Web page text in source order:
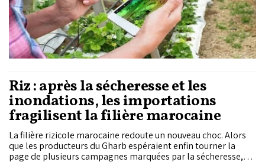
Riz : après la sécheresse et les
inondations, les importations
fragilisent la filière marocaine
La filière rizicole marocaine redoute un nouveau choc. Alors
que les producteurs du Gharb espéraient enfin tourner la
page de plusieurs campagnes marquées par la sécheresse,